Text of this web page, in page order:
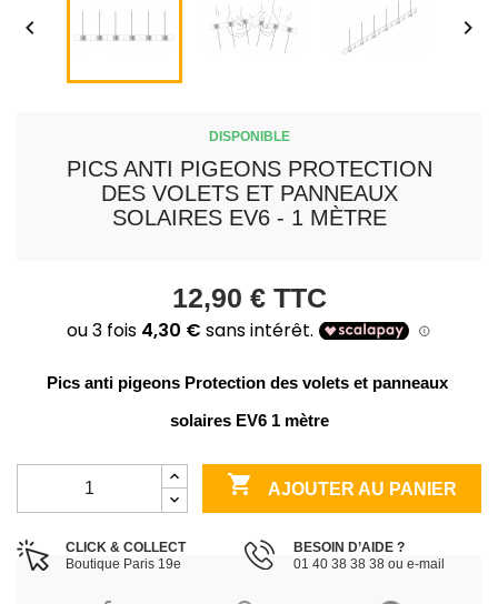
 
DISPONIBLE
PICS ANTI PIGEONS PROTECTION
DES VOLETS ET PANNEAUX
SOLAIRES EV6 - 1 MÈTRE
12,90 € TTC
Pics anti pigeons Protection des volets et panneaux
solaires EV6 1 mètre
 AJOUTER AU PANIER
CLICK & COLLECT
Boutique Paris 19e
BESOIN D’AIDE ?
01 40 38 38 38 ou e-mail